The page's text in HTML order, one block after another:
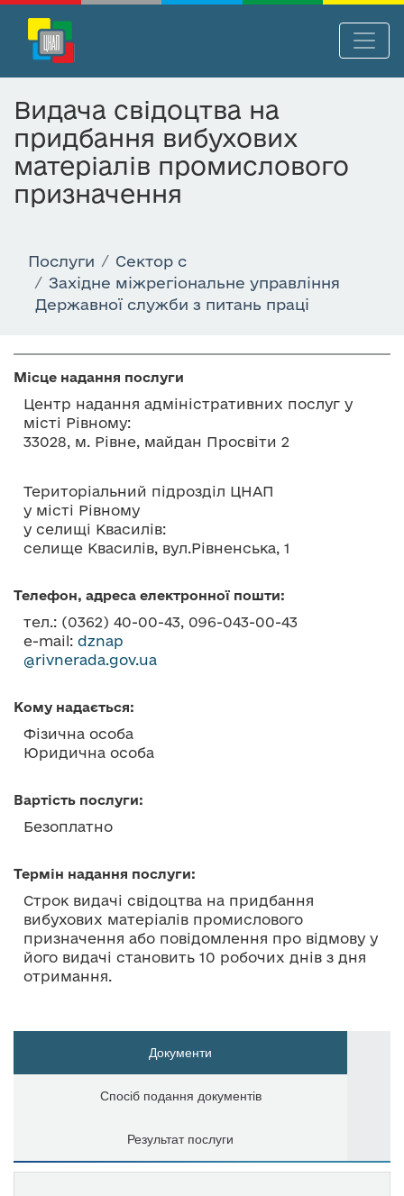
е
й
и
д
н
о
Послуги
Сектор c
Західне міжрегіональне управління
Державної служби з питань праці
Видача свідоцтва на
придбання вибухових
матеріалів промислового
призначення
Місце надання послуги
Центр надання адміністративних послуг у
місті Рівному:
33028, м. Рівне, майдан Просвіти 2
Територіальний підрозділ ЦНАП
у місті Рівному
у селищі Квасилів:
селище Квасилів, вул.Рівненська, 1
Телефон, адреса електронної пошти:
тел.: (0362) 40-00-43, 096-043-00-43
e-mail: dznap
@rivnerada.gov.ua
Кому надається:
Фізична особа
Юридична особа
Вартість послуги:
Безоплатно
Термін надання послуги:
Строк видачі свідоцтва на придбання
вибухових матеріалів промислового
призначення або повідомлення про відмову у
його видачі становить 10 робочих днів з дня
отримання.
Документи
Спосіб подання документів
Результат послуги